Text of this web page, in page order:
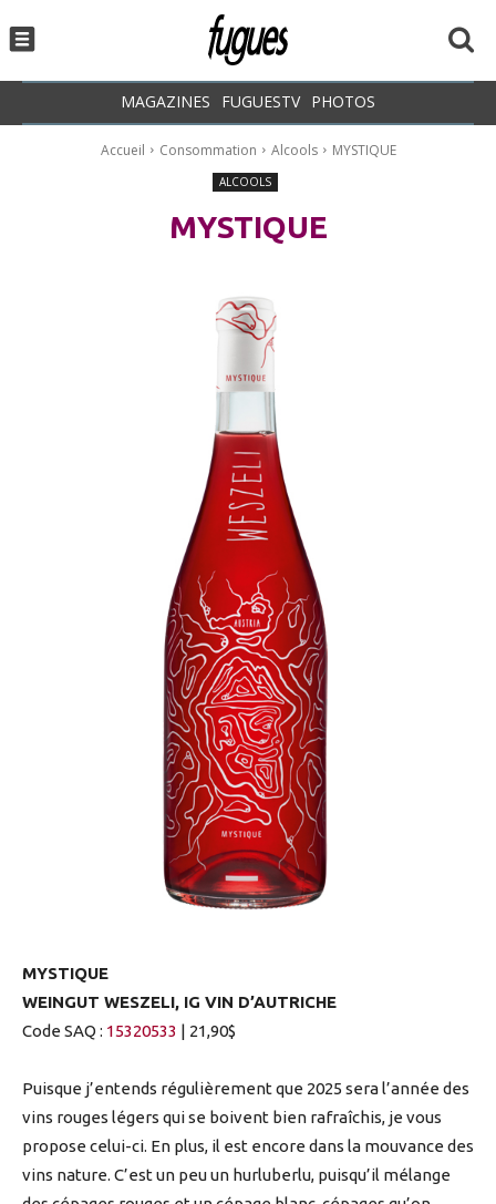
MAGAZINES FUGUESTV PHOTOS
Accueil Consommation Alcools MYSTIQUE
ALCOOLS
MYSTIQUE
MYSTIQUE
WEINGUT WESZELI, IG VIN D’AUTRICHE
Code SAQ : 15320533 | 21,90$
Puisque j’entends régulièrement que 2025 sera l’année des
vins rouges légers qui se boivent bien rafraîchis, je vous
propose celui-ci. En plus, il est encore dans la mouvance des
vins nature. C’est un peu un hurluberlu, puisqu’il mélange